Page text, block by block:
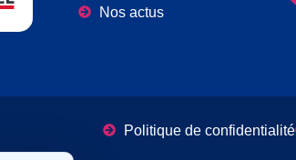
Nos actus
Politique de confidentialité